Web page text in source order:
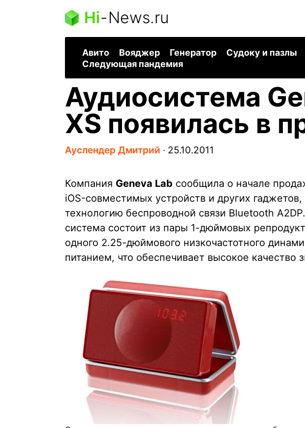
Hi-News.ru
Авито Вояджер Генератор Судоку и пазлы
Следующая пандемия
Аудиосистема
XS появилась в
Ауслендер Дмитрий ∙ 25.10.2011
Компания Geneva Lab сообщила о начале
iOS-совместимых устройств и других
технологию беспроводной связи Bluetooth
система состоит из пары 1-дюймовых
одного 2.25-дюймового низкочастотного
питанием, что обеспечивает высокое качество